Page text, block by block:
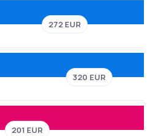
272 EUR
320 EUR
201 EUR